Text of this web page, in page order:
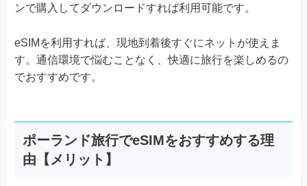
ンで購入してダウンロードすれば利用可能です。
eSIMを利用すれば、現地到着後すぐにネットが使えま
す。通信環境で悩むことなく、快適に旅行を楽しめるの
でおすすめです。
ポーランド旅行でeSIMをおすすめする理
由【メリット】